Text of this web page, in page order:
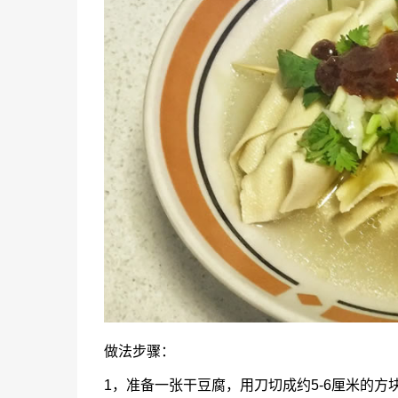
做法步骤：
1，准备一张干豆腐，用刀切成约5-6厘米的方